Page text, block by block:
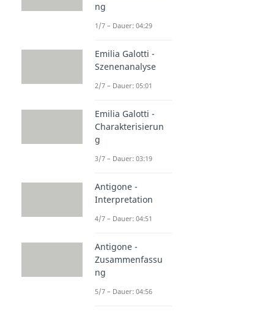
ng
1/7 – Dauer: 04:29
Emilia Galotti -
Szenenanalyse
2/7 – Dauer: 05:01
Emilia Galotti -
Charakterisierun
g
3/7 – Dauer: 03:19
Antigone -
Interpretation
4/7 – Dauer: 04:51
Antigone -
Zusammenfassu
ng
5/7 – Dauer: 04:56